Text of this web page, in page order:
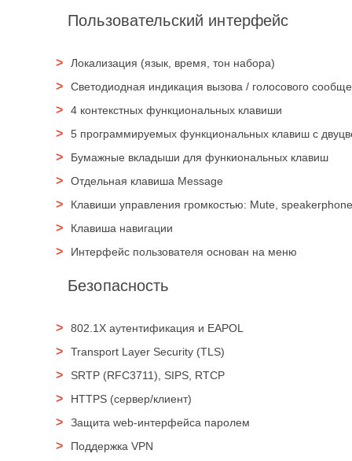
Пользовательский интерфейс
Локализация (язык, время, тон набора)
Светодиодная индикация вызова / голосового
4 контекстных функциональных клавиши
5 программируемых функциональных клавиш с
Бумажные вкладыши для функиональных клавиш
Отдельная клавиша Message
Клавиши управления громкостью: Mute,
Клавиша навигации
Интерфейс пользователя основан на меню
Безопасность
802.1X аутентификация и EAPOL
Transport Layer Security (TLS)
SRTP (RFC3711), SIPS, RTCP
HTTPS (сервер/клиент)
Защита web-интерфейса паролем
Поддержка VPN